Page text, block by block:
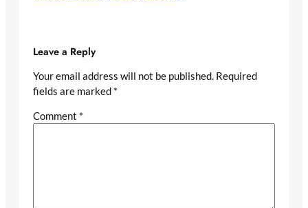
Leave a Reply
Your email address will not be published. Required
fields are marked *
Comment *